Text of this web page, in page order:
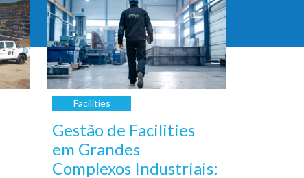
Facilities
Gestão de Facilities
em Grandes
Complexos Industriais: